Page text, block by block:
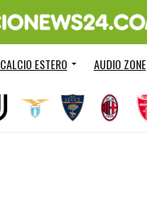
CALCIO ESTERO AUDIO ZONE